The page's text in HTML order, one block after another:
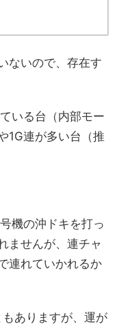
ないので、存在す
いる台（内部モー
1G連が多い台（推
機の沖ドキを打っ
ませんが、連チャ
連れていかれるか
ありますが、運が